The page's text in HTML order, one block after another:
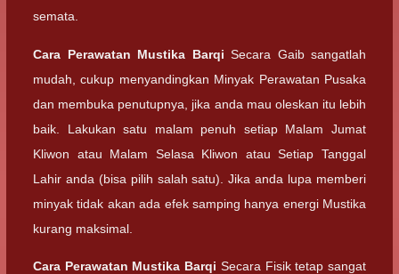
semata.
Cara Perawatan Mustika Barqi Secara Gaib sangatlah
mudah, cukup menyandingkan Minyak Perawatan Pusaka
dan membuka penutupnya, jika anda mau oleskan itu lebih
baik. Lakukan satu malam penuh setiap Malam Jumat
Kliwon atau Malam Selasa Kliwon atau Setiap Tanggal
Lahir anda (bisa pilih salah satu). Jika anda lupa memberi
minyak tidak akan ada efek samping hanya energi Mustika
kurang maksimal.
Cara Perawatan Mustika Barqi Secara Fisik tetap sangat